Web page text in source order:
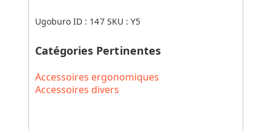
Ugoburo ID : 147 SKU :Y5
Catégories Pertinentes
Accessoires ergonomiques
Accessoires divers